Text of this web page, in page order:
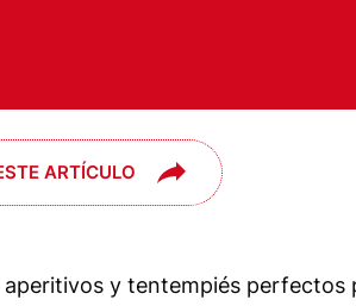
ARTÍCULO
aperitivos y tentempiés perfectos